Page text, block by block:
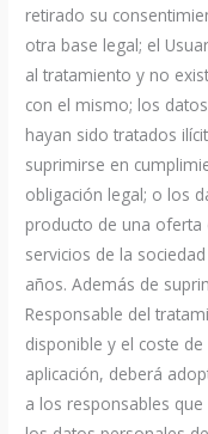
retirado su
otra base legal; el
al tratamiento y no
con el mismo; los
hayan sido tratados
suprimirse en
obligación legal; o los
producto de una oferta
servicios de la
años. Además de
Responsable del
disponible y el coste de
aplicación, deberá
a los responsables